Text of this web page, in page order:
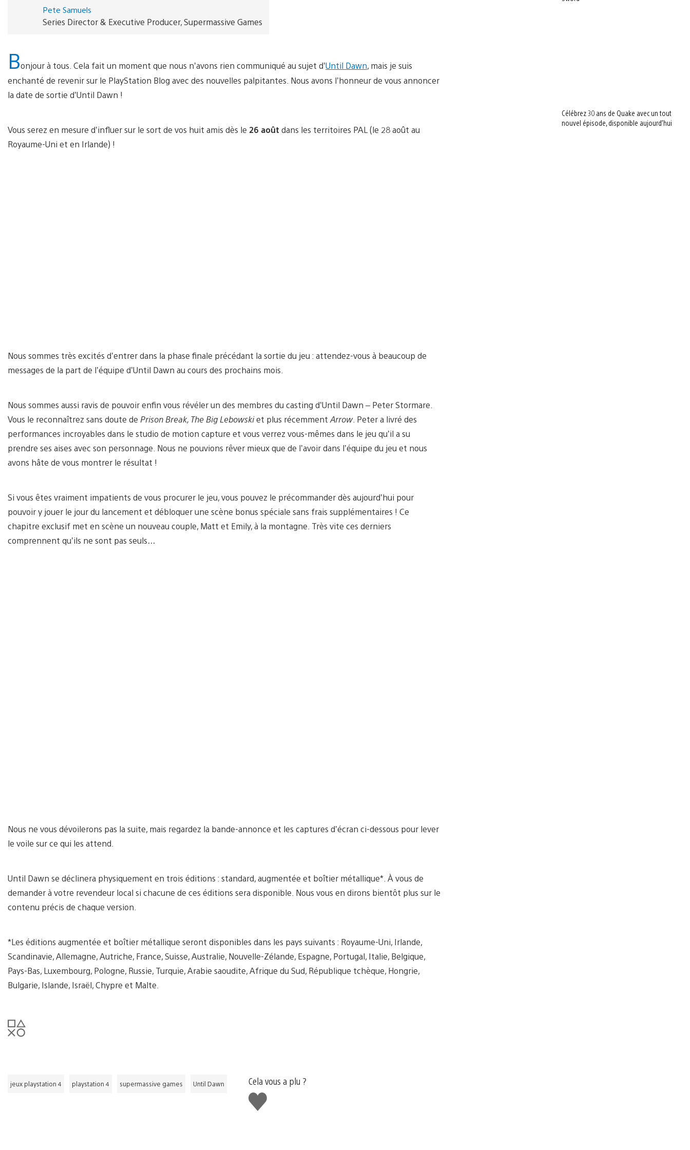
Pete Samuels
Series Director & Executive Producer, Supermassive Games
Bonjour à tous. Cela fait un moment que nous n’avons rien communiqué au sujet d’Until Dawn, mais je suis
enchanté de revenir sur le PlayStation Blog avec des nouvelles palpitantes. Nous avons l’honneur de vous annoncer
la date de sortie d’Until Dawn !
Vous serez en mesure d’influer sur le sort de vos huit amis dès le 26 août dans les territoires PAL (le 28 août au
Royaume-Uni et en Irlande) !
Nous sommes très excités d’entrer dans la phase finale précédant la sortie du jeu : attendez-vous à beaucoup de
messages de la part de l’équipe d’Until Dawn au cours des prochains mois.
Nous sommes aussi ravis de pouvoir enfin vous révéler un des membres du casting d’Until Dawn – Peter Stormare.
Vous le reconnaîtrez sans doute de Prison Break, The Big Lebowskiet plus récemment Arrow. Peter a livré des
performances incroyables dans le studio de motion capture et vous verrez vous-mêmes dans le jeu qu’il a su
prendre ses aises avec son personnage. Nous ne pouvions rêver mieux que de l’avoir dans l’équipe du jeu et nous
avons hâte de vous montrer le résultat !
Si vous êtes vraiment impatients de vous procurer le jeu, vous pouvez le précommander dès aujourd’hui pour
pouvoir y jouer le jour du lancement et débloquer une scène bonus spéciale sans frais supplémentaires ! Ce
chapitre exclusif met en scène un nouveau couple, Matt et Emily, à la montagne. Très vite ces derniers
comprennent qu’ils ne sont pas seuls…
Nous ne vous dévoilerons pas la suite, mais regardez la bande-annonce et les captures d’écran ci-dessous pour lever
le voile sur ce qui les attend.
Until Dawn se déclinera physiquement en trois éditions : standard, augmentée et boîtier métallique*. À vous de
demander à votre revendeur local si chacune de ces éditions sera disponible. Nous vous en dirons bientôt plus sur le
contenu précis de chaque version.
*Les éditions augmentée et boîtier métallique seront disponibles dans les pays suivants : Royaume-Uni, Irlande,
Scandinavie, Allemagne, Autriche, France, Suisse, Australie, Nouvelle-Zélande, Espagne, Portugal, Italie, Belgique,
Pays-Bas, Luxembourg, Pologne, Russie, Turquie, Arabie saoudite, Afrique du Sud, République tchèque, Hongrie,
Bulgarie, Islande, Israël, Chypre et Malte.
jeux playstation 4 playstation 4 supermassive games Until Dawn
Cela vous a plu ?
J'aime
Célébrez 30 ans de Quake avec un tout
nouvel épisode, disponible aujourd’hui